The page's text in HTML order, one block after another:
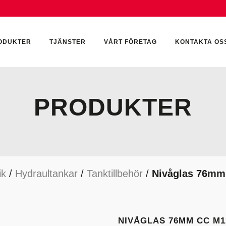
HYDRAULMOTORER
TJÄNSTER VÅRT FÖRETAG KONTAKTA
PRODUKTER
/ Hydraultankar/ Tanktillbehör/ Nivåglas
NIVÅGLAS 76MM CC